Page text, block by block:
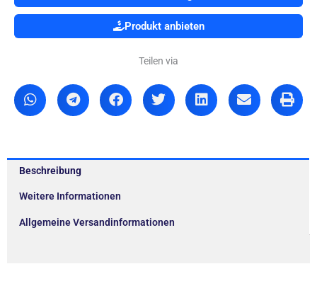
Produkt anbieten
Teilen via
Beschreibung
Weitere Informationen
Allgemeine Versandinformationen